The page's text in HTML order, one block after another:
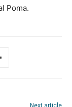
Poma.
Next article